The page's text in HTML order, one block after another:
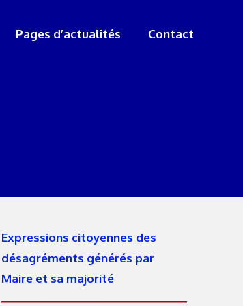
Pages d’actualités Contact
Expressions citoyennes des
désagréments générés par
Maire et sa majorité